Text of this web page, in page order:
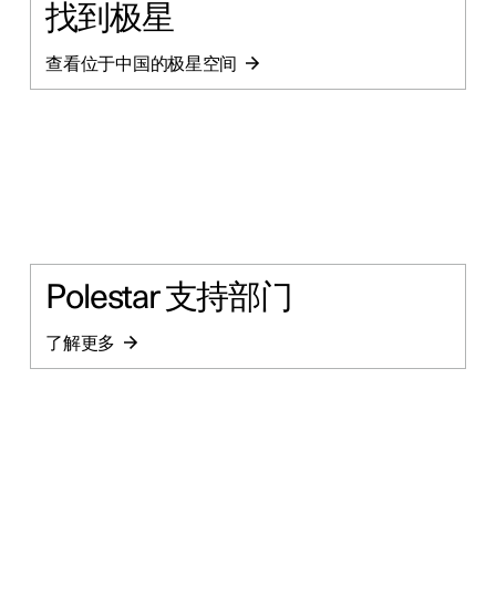
找到极星
查看位于中国的极星空间
Polestar 支持部门
了解更多